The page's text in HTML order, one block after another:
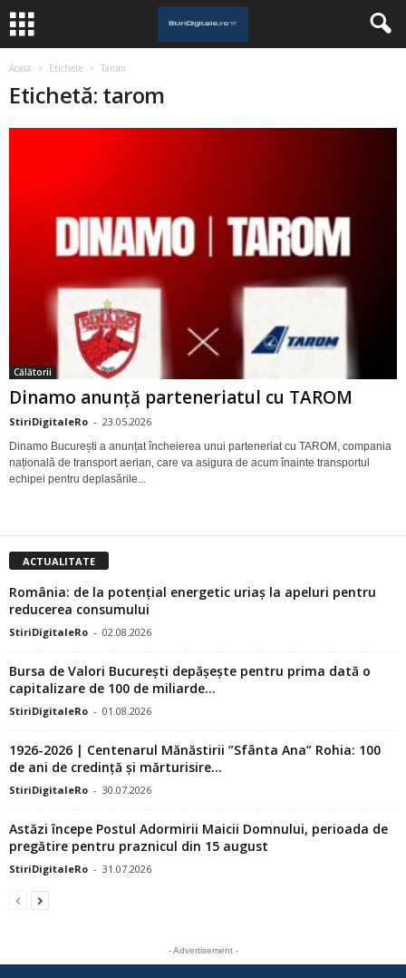
Acasă Etichete Tarom
Etichetă: tarom
Călătorii
Dinamo anunță parteneriatul cu TAROM
StiriDigitaleRo - 23.05.2026
Dinamo București a anunțat încheierea unui parteneriat cu TAROM, compania
națională de transport aerian, care va asigura de acum înainte transportul
echipei pentru deplasările...
ACTUALITATE
România: de la potențial energetic uriaș la apeluri pentru
reducerea consumului
StiriDigitaleRo - 02.08.2026
Bursa de Valori București depășește pentru prima dată o
capitalizare de 100 de miliarde...
StiriDigitaleRo - 01.08.2026
1926-2026 | Centenarul Mănăstirii ”Sfânta Ana” Rohia: 100
de ani de credință și mărturisire...
StiriDigitaleRo - 30.07.2026
Astăzi începe Postul Adormirii Maicii Domnului, perioada de
pregătire pentru praznicul din 15 august
StiriDigitaleRo - 31.07.2026
- Advertisement -